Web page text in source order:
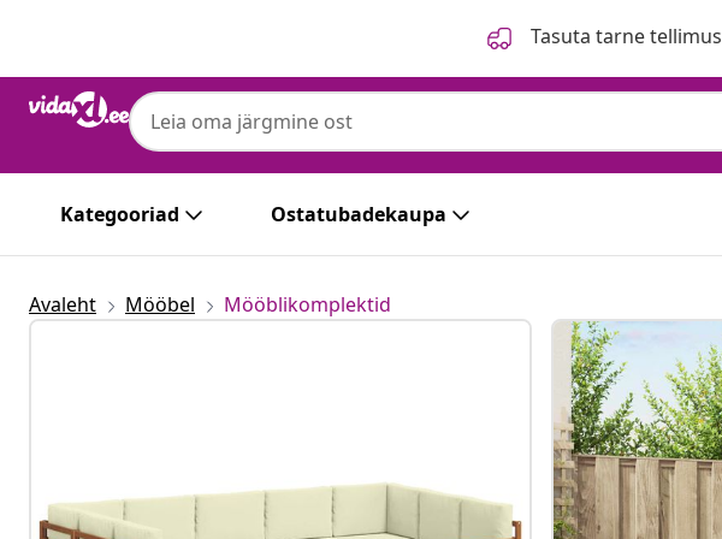
Tasuta tarne
Kategooriad Ostatubadekaupa
Avaleht Mööbel Mööblikomplektid